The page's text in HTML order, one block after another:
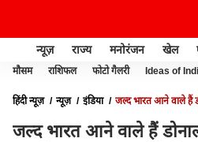
न्यूज़ राज्य मनोरंजन खेल
मौसम राशिफल फोटो गैलरी Ideas of
हिंदी न्यूज़ न्यूज़ इंडिया
जल्द भारत आने वाले हैं
जल्द भारत आने वाले हैं